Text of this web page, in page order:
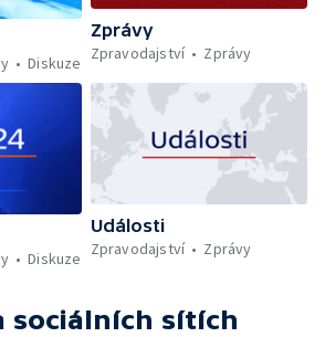
Diskuze
Zprávy
Zpravodajství
Zprávy
Diskuze
Události
Zpravodajství
Zprávy
sociálních sítích